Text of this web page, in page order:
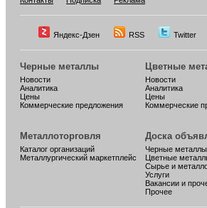
Яндекс-Дзен RSS Twitter
Черные металлы
Новости
Аналитика
Цены
Коммерческие предложения
Цветные
Новости
Аналитика
Цены
Коммерческие
Металлоторговля
Каталог организаций
Металлургический маркетплейс
Доска
Черные металлы
Цветные
Сырье и
Услуги
Вакансии и
Прочее